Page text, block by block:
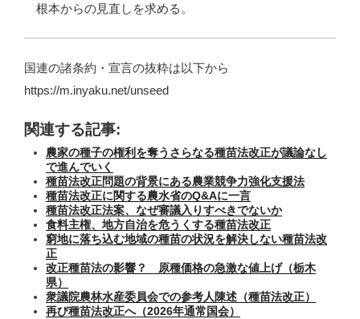
根本からの見直しを求める。
国連の諸条約・宣言の抜粋は以下から
https://m.inyaku.net/unseed
関連する記事:
農家の種子の権利を奪うさらなる種苗法改正が議論なし
で進んでいく
種苗法改正問題の背景にある農業競争力強化支援法
種苗法改正に関する農水省のQ&Aに一言
種苗法改正法案、なぜ審議入りすべきでないか
食料主権、地方自治を危うくする種苗法改正
窮地に落ち込む地域の種苗の状況を解決しない種苗法改
正
改正種苗法の影響？ 原種価格の急激な値上げ（栃木
県）
衆議院農林水産委員会での参考人陳述（種苗法改正）
再び種苗法改正へ（2026年通常国会）